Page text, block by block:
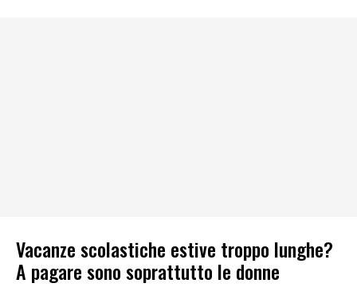
Vacanze scolastiche estive troppo lunghe?
A pagare sono soprattutto le donne